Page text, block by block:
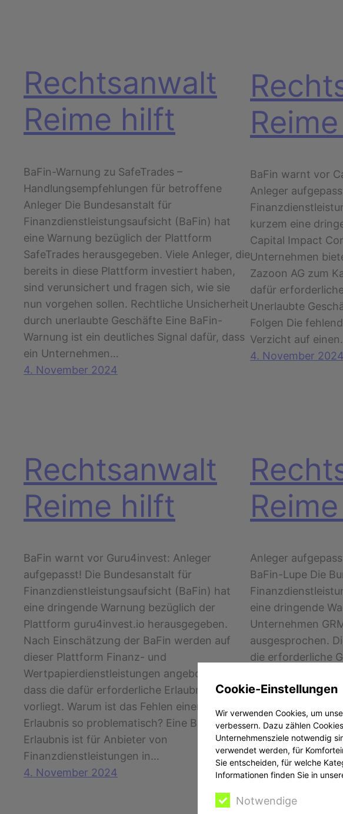
Rechtsanwalt
Reime hilft
BaFin-Warnung zu SafeTrades –
Handlungsempfehlungen für betroffene
Anleger Die Bundesanstalt für
Finanzdienstleistungsaufsicht (BaFin) hat
eine Warnung bezüglich der Plattform
SafeTrades herausgegeben. Viele Anleger, die
bereits in diese Plattform investiert haben,
sind verunsichert und fragen sich, wie sie
nun vorgehen sollen. Rechtliche Unsicherheit
durch unerlaubte Geschäfte Eine BaFin-
Warnung ist ein deutliches Signal dafür, dass
ein Unternehmen…
4. November 2024
BaFin warnt vor
Anleger
kurzem eine
Capital Impact
Unternehmen
Zazoon AG zum
dafür
Unerlaubte
Folgen Die
Verzicht auf
4. November 2024
Rechtsanwalt
Reime hilft
BaFin warnt vor Guru4invest: Anleger
aufgepasst! Die Bundesanstalt für
Finanzdienstleistungsaufsicht (BaFin) hat
eine dringende Warnung bezüglich der
Plattform guru4invest.io herausgegeben.
Nach Einschätzung der BaFin werden auf
dieser Plattform Finanz- und
Wertpapierdienstleistungen angeboten, ohne
dass die dafür erforderliche Erlaubnis
vorliegt. Warum ist das Fehlen einer BaFin-
Erlaubnis so problematisch? Eine BaFin-
Erlaubnis ist für Anbieter von
Finanzdienstleistungen in…
4. November 2024
Anleger
BaFin-Lupe Die
eine dringende
Unternehmen
ausgesprochen.
die erforderliche
an. Für Anleger,
Unternehmen
Nachricht
Hohe Risiken für
Genehmigung
28. Oktober 2024
Cookie-Einstellungen
Wir verwenden Cookies, um
verbessern. Dazu zählen
Unternehmensziele notwendig
verwendet werden, für
Sie entscheiden, für welche
Informationen finden Sie in
Notwendige